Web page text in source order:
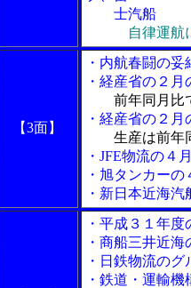
士汽船
自律運航
【3面】
・内航春闘の
・経産省の２
前年同月比
・経産省の２
生産は前年
・JFE物流の４
・旭タンカー
・新日本近海
・平成３１年
・商船三井近
・日鉄物流の
・鉄道・運輸